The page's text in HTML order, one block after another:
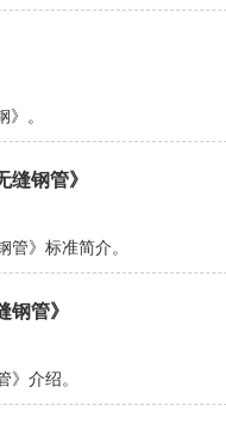
。
钢管》
》标准简介。
管》
介绍。